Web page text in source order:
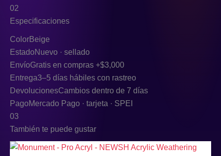
02
Especificaciones
ColorBeige
EstadoNuevo · sellado
EnvíoGratis en compras +$3,000
Entrega3–5 días hábiles con rastreo
DevolucionesCambios dentro de 7 días
PagoMercado Pago · tarjeta · SPEI
03
También te puede gustar